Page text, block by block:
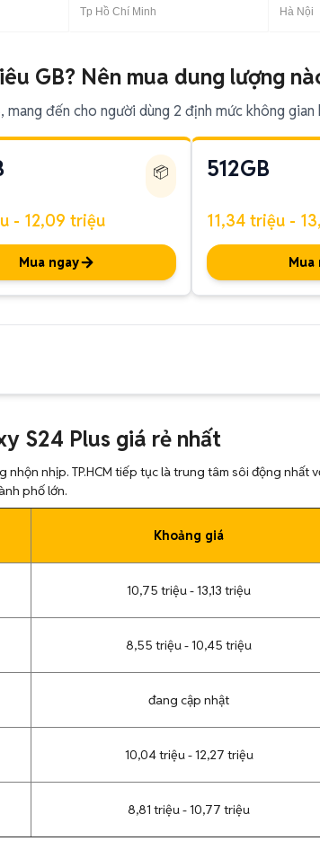
Tp Hồ Chí Minh Hà Nội
GB? Nên mua dung lượng
đến cho người dùng 2 định mức không
📦
- 12,09 triệu
Mua ngay
512GB
11,34 triệu -
Mua
S24 Plus giá rẻ nhất
nhịp. TP.HCM tiếp tục là trung tâm sôi động
phố lớn.
Khoảng giá
10,75 triệu - 13,13 triệu
8,55 triệu - 10,45 triệu
đang cập nhật
10,04 triệu - 12,27 triệu
8,81 triệu - 10,77 triệu